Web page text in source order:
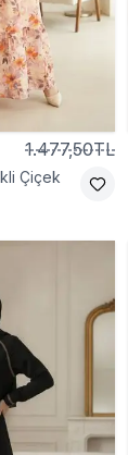
1.477,50TL
Çiçek